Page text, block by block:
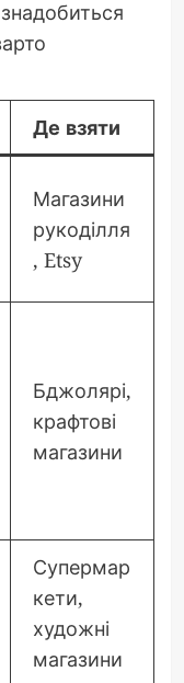
Де взяти
Магазини
рукоділля
, Etsy
Бджолярі,
крафтові
магазини
Супермар
кети,
художні
магазини